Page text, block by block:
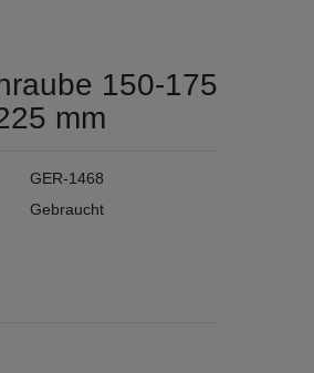
150-175
mm
GER-1468
Gebraucht